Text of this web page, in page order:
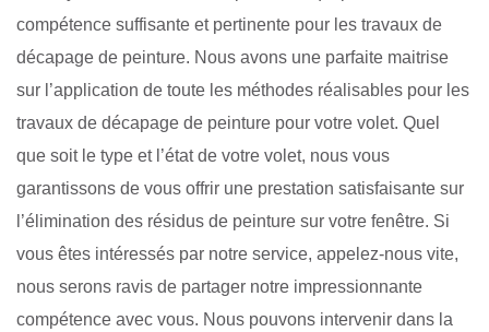
compétence suffisante et pertinente pour les travaux de
décapage de peinture. Nous avons une parfaite maitrise
sur l’application de toute les méthodes réalisables pour les
travaux de décapage de peinture pour votre volet. Quel
que soit le type et l’état de votre volet, nous vous
garantissons de vous offrir une prestation satisfaisante sur
l’élimination des résidus de peinture sur votre fenêtre. Si
vous êtes intéressés par notre service, appelez-nous vite,
nous serons ravis de partager notre impressionnante
compétence avec vous. Nous pouvons intervenir dans la